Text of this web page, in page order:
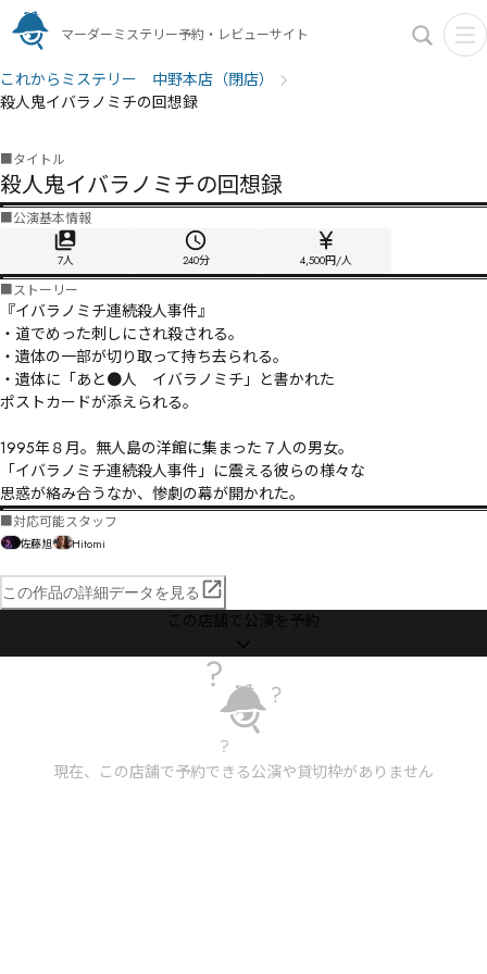
マーダーミステリー予約・レビューサイト
これからミステリー 中野本店（閉店）
殺人鬼イバラノミチの回想録
■タイトル
殺人鬼イバラノミチの回想録
■公演基本情報
7人 240分 4,500円/人
■ストーリー
『イバラノミチ連続殺人事件』
・道でめった刺しにされ殺される。
・遺体の一部が切り取って持ち去られる。
・遺体に「あと●人　イバラノミチ」と書かれた
ポストカードが添えられる。
1995年８月。無人島の洋館に集まった７人の男女。
「イバラノミチ連続殺人事件」に震える彼らの様々な
思惑が絡み合うなか、惨劇の幕が開かれた―――。
■対応可能スタッフ
佐藤旭 Hitomi
この作品の詳細データを見る
この店舗で公演を予約
現在、この店舗で予約できる公演や貸切枠がありません